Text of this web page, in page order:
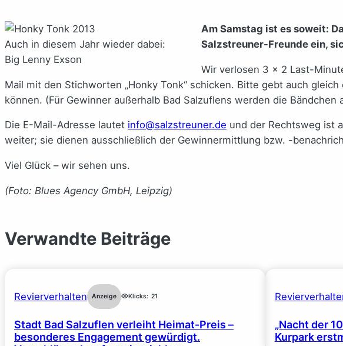
Auch in diesem Jahr wieder dabei:
Big Lenny Exson
Am Samstag ist es soweit:
Salzstreuner-Freunde ein,
Wir verlosen 3 x 2 Last-
Mail mit den Stichworten „Honky Tonk“ schicken. Bitte gebt auch
können. (Für Gewinner außerhalb Bad Salzuflens werden die
Die E-Mail-Adresse lautet info@salzstreuner.de und der Rechtsweg ist
weiter; sie dienen ausschließlich der Gewinnermittlung bzw. -
Viel Glück – wir sehen uns.
(Foto: Blues Agency GmbH, Leipzig)
Verwandte Beiträge
Revierverhalten Anzeige Klicks: 21
Stadt Bad Salzuflen verleiht Heimat-Preis –
besonderes Engagement gewürdigt.
„Nacht der
Kurpark